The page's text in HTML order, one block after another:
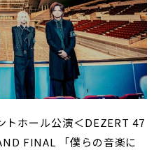
トホール公演＜DEZERT 47
FINAL 「僕らの音楽に